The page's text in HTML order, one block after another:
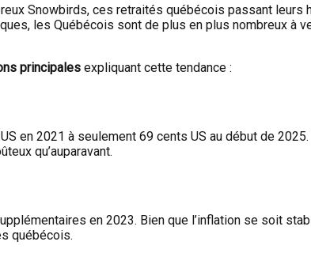
Snowbirds, ces retraités québécois passant leurs
les Québécois sont de plus en plus nombreux à
principales expliquant cette tendance :
en 2021 à seulement 69 cents US au début de
qu’auparavant.
en 2023. Bien que l’inflation se soit
québécois.